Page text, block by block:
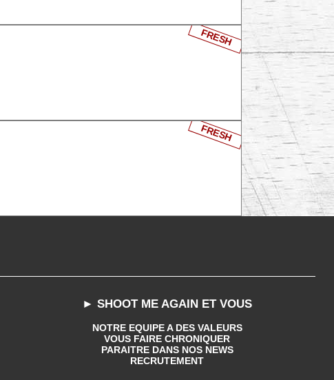
FRESH
FRESH
► SHOOT ME AGAIN ET VOUS
NOTRE EQUIPE A DES VALEURS
VOUS FAIRE CHRONIQUER
PARAITRE DANS NOS NEWS
RECRUTEMENT